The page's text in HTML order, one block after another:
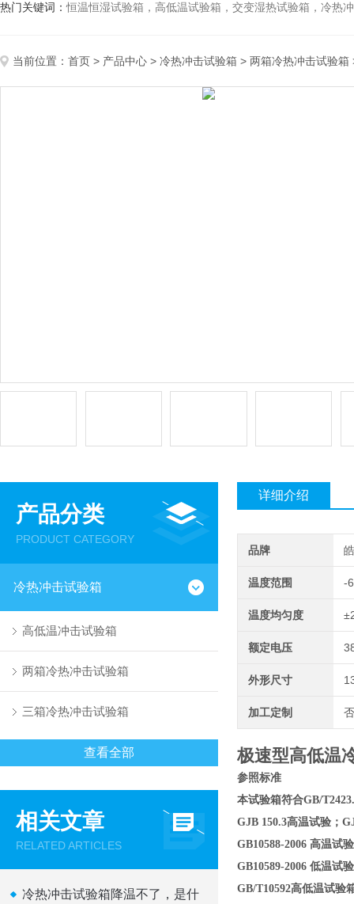
热门关键词：恒温恒湿试验箱，高低温试验箱，交变湿热试验箱，冷热冲击试验
当前位置： 首页 > 产品中心 > 冷热冲击试验箱 > 两箱冷热冲击试验箱
产品分类
PRODUCT CATEGORY
冷热冲击试验箱
高低温冲击试验箱
两箱冷热冲击试验箱
三箱冷热冲击试验箱
查看全部
相关文章
RELATED ARTICLES
冷热冲击试验箱降温不了，是什
详细介绍
品牌
温度范围 -
温度均匀度
额定电压
外形尺寸
加工定制
极速型高低温
参照标准
本试验箱符合GB/
GJB 150.3高温试验；
GB10588-2006 高温试
GB10589-2006 低温试
GB/T10592高低温试验